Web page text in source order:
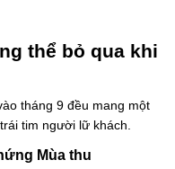
thể bỏ qua khi
tháng 9 đều mang một
tim người lữ khách.
Mùa thu